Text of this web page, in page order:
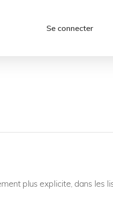
Se connecter
plus explicite, dans les